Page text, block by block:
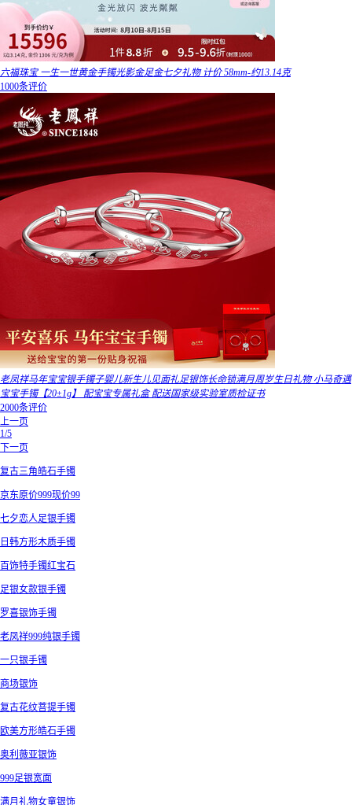
六福珠宝 一生一世黄金手镯光影金足金七夕礼物 计价 58mm-约13.14克
1000条评价
老凤祥马年宝宝银手镯子婴儿新生儿见面礼足银饰长命锁满月周岁生日礼物 小马奇遇
宝宝手镯【20±1g】 配宝宝专属礼盒 配送国家级实验室质检证书
2000条评价
上一页
1/5
下一页
复古三角皓石手镯
京东原价999现价99
七夕恋人足银手镯
日韩方形木质手镯
百饰特手镯红宝石
足银女款银手镯
罗喜银饰手镯
老凤祥999纯银手镯
一只银手镯
商场银饰
复古花纹菩提手镯
欧美方形皓石手镯
奥利薇亚银饰
999足银宽面
满月礼物女童银饰